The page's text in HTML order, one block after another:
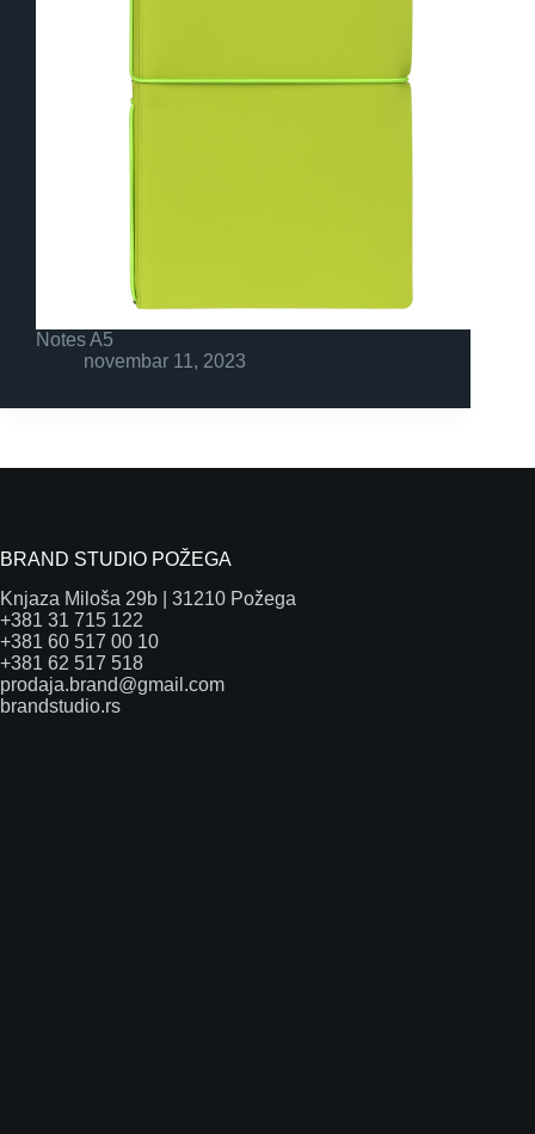
Notes A5
novembar 11, 2023
BRAND STUDIO POŽEGA
Knjaza Miloša 29b | 31210 Požega
+381 31 715 122
+381 60 517 00 10
+381 62 517 518
prodaja.brand@gmail.com
brandstudio.rs